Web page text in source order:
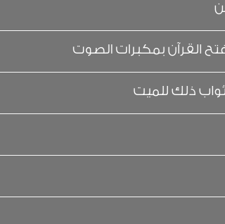
القرآن بمكبرات الصوت
ذلك للميت